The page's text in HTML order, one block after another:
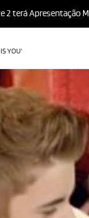
Musical,
YOU'